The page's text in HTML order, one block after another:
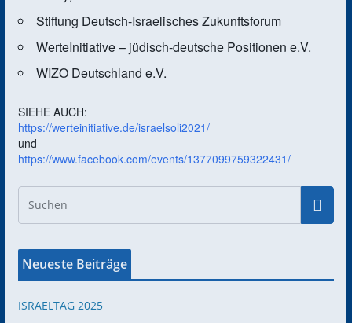
Stiftung Deutsch-Israelisches Zukunftsforum
WerteInitiative – jüdisch-deutsche Positionen e.V.
WIZO Deutschland e.V.
SIEHE AUCH:
https://werteinitiative.de/israelsoli2021/
und
https://www.facebook.com/events/1377099759322431/
Neueste Beiträge
ISRAELTAG 2025